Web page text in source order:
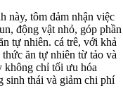
này, tôm đảm nhận việc
động vật nhỏ, góp phần
tự nhiên. cá trê, với khả
ăn tự nhiên từ tảo và
không chỉ tối ưu hóa
sinh thái và giảm chi phí